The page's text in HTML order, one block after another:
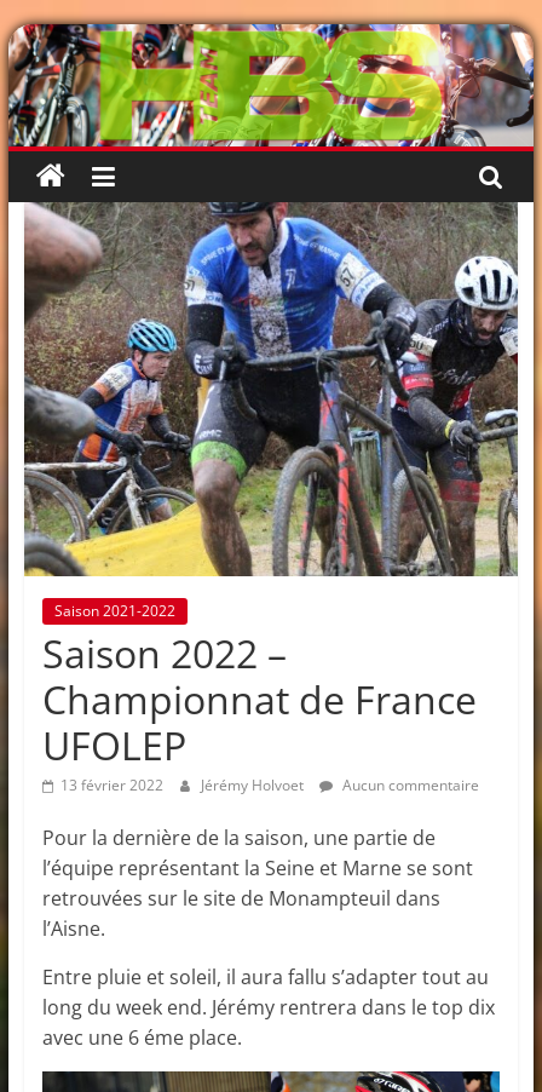
Passer
au
contenu
Saison 2021-2022
Saison 2022 –
Championnat de France
UFOLEP
13 février 2022 Jérémy Holvoet Aucun commentaire
Pour la dernière de la saison, une partie de
l’équipe représentant la Seine et Marne se sont
retrouvées sur le site de Monampteuil dans
l’Aisne.
Entre pluie et soleil, il aura fallu s’adapter tout au
long du week end. Jérémy rentrera dans le top dix
avec une 6 éme place.